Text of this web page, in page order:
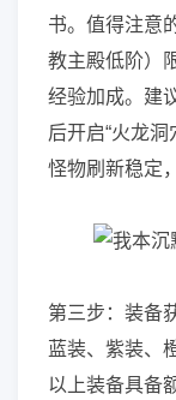
书。值得注意
教主殿低阶）
经验加成。建
后开启“火龙洞
怪物刷新稳定
第三步：装备
蓝装、紫装、
以上装备具备